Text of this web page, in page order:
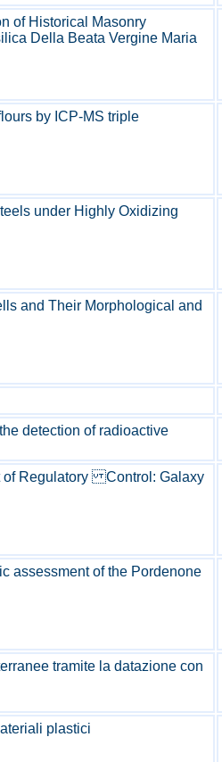
of Historical Masonry
Della Beata Vergine Maria
by ICP-MS triple
under Highly Oxidizing
and Their Morphological and
detection of radioactive
of Regulatory Control: Galaxy
assessment of the Pordenone
tramite la datazione con
plastici